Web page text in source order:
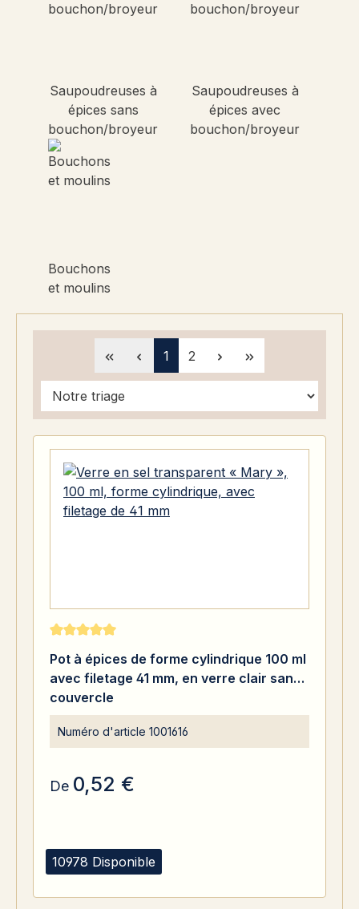
Saupoudreuses à
épices sans
bouchon/broyeur
Saupoudreuses à
épices avec
bouchon/broyeur
Bouchons
et moulins
Page
1 Page
2
10978 Disponible
Note moyenne de 5 sur 5 étoiles
Pot à épices de forme cylindrique 100 ml
avec filetage 41 mm, en verre clair sans
couvercle
Numéro d'article 1001616
De 0,52 €